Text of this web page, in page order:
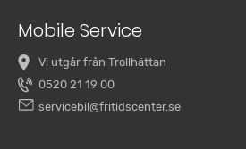
Mobile Service
Vi utgår från Trollhättan
0520 21 19 00
servicebil@fritidscenter.se